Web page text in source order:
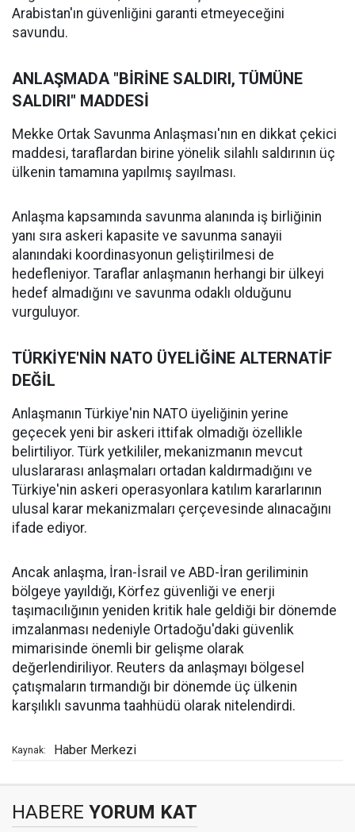
Arabistan'ın güvenliğini garanti etmeyeceğini
savundu.
ANLAŞMADA "BİRİNE SALDIRI, TÜMÜNE
SALDIRI" MADDESİ
Mekke Ortak Savunma Anlaşması'nın en dikkat çekici
maddesi, taraflardan birine yönelik silahlı saldırının üç
ülkenin tamamına yapılmış sayılması.
Anlaşma kapsamında savunma alanında iş birliğinin
yanı sıra askeri kapasite ve savunma sanayii
alanındaki koordinasyonun geliştirilmesi de
hedefleniyor. Taraflar anlaşmanın herhangi bir ülkeyi
hedef almadığını ve savunma odaklı olduğunu
vurguluyor.
TÜRKİYE'NİN NATO ÜYELİĞİNE ALTERNATİF
DEĞİL
Anlaşmanın Türkiye'nin NATO üyeliğinin yerine
geçecek yeni bir askeri ittifak olmadığı özellikle
belirtiliyor. Türk yetkililer, mekanizmanın mevcut
uluslararası anlaşmaları ortadan kaldırmadığını ve
Türkiye'nin askeri operasyonlara katılım kararlarının
ulusal karar mekanizmaları çerçevesinde alınacağını
ifade ediyor.
Ancak anlaşma, İran-İsrail ve ABD-İran geriliminin
bölgeye yayıldığı, Körfez güvenliği ve enerji
taşımacılığının yeniden kritik hale geldiği bir dönemde
imzalanması nedeniyle Ortadoğu'daki güvenlik
mimarisinde önemli bir gelişme olarak
değerlendiriliyor. Reuters da anlaşmayı bölgesel
çatışmaların tırmandığı bir dönemde üç ülkenin
karşılıklı savunma taahhüdü olarak nitelendirdi.
Kaynak: Haber Merkezi
HABERE YORUM KAT